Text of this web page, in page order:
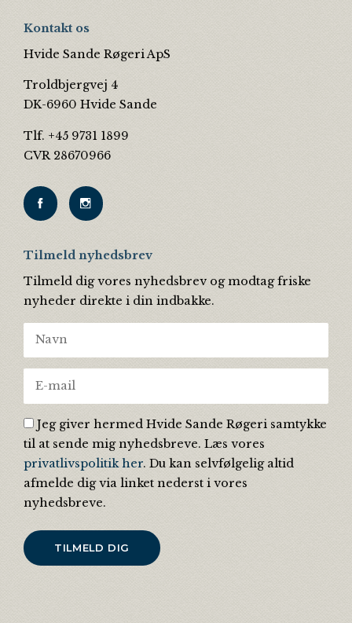
Kontakt os
Hvide Sande Røgeri ApS
Troldbjergvej 4
DK-6960 Hvide Sande
Tlf. +45 9731 1899
CVR 28670966
Tilmeld nyhedsbrev
Tilmeld dig vores nyhedsbrev og modtag friske
nyheder direkte i din indbakke.
Jeg giver hermed Hvide Sande Røgeri samtykke
til at sende mig nyhedsbreve. Læs vores
privatlivspolitik her. Du kan selvfølgelig altid
afmelde dig via linket nederst i vores
nyhedsbreve.